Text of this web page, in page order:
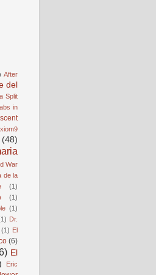
After
del
Split
in
(48)
War
de la
(1)
(1)
(1)
Dr.
(1) El
(6)
El
Eric